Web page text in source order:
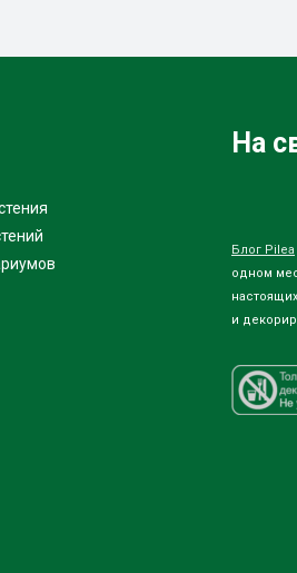
На
Блог Pilea
одном
и